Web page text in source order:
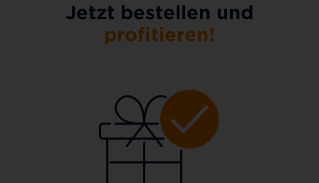
Jetzt bestellen und
profitieren!